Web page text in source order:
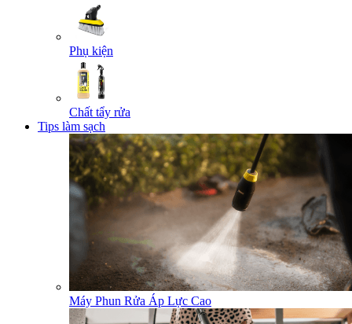
Phụ kiện
Chất tẩy rửa
Tips làm sạch
Máy Phun Rửa Áp Lực Cao